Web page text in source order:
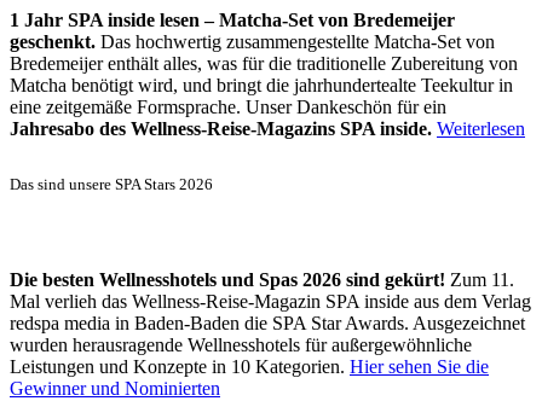
1 Jahr SPA inside lesen – Matcha-Set von Bredemeijer
geschenkt. Das hochwertig zusammengestellte Matcha-Set von
Bredemeijer enthält alles, was für die traditionelle Zubereitung von
Matcha benötigt wird, und bringt die jahrhundertealte Teekultur in
eine zeitgemäße Formsprache. Unser Dankeschön für ein
Jahresabo des Wellness-Reise-Magazins SPA inside. Weiterlesen
Das sind unsere SPA Stars 2026
Die besten Wellnesshotels und Spas 2026 sind gekürt! Zum 11.
Mal verlieh das Wellness-Reise-Magazin SPA inside aus dem Verlag
redspa media in Baden-Baden die SPA Star Awards. Ausgezeichnet
wurden herausragende Wellnesshotels für außergewöhnliche
Leistungen und Konzepte in 10 Kategorien. Hier sehen Sie die
Gewinner und Nominierten